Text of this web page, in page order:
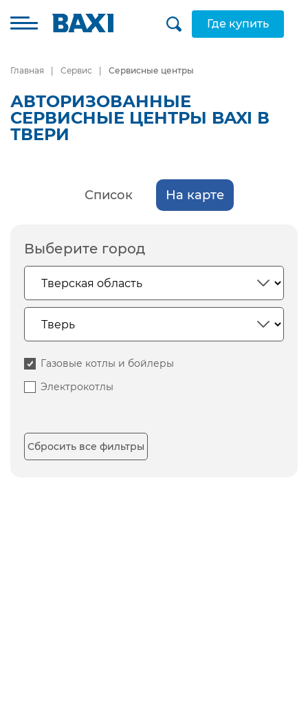
Где купить
Главная Сервис Сервисные центры
АВТОРИЗОВАННЫЕ
СЕРВИСНЫЕ ЦЕНТРЫ BAXI В
ТВЕРИ
Список На карте
Выберите город
Газовые котлы и бойлеры
Электрокотлы
Сбросить все фильтры